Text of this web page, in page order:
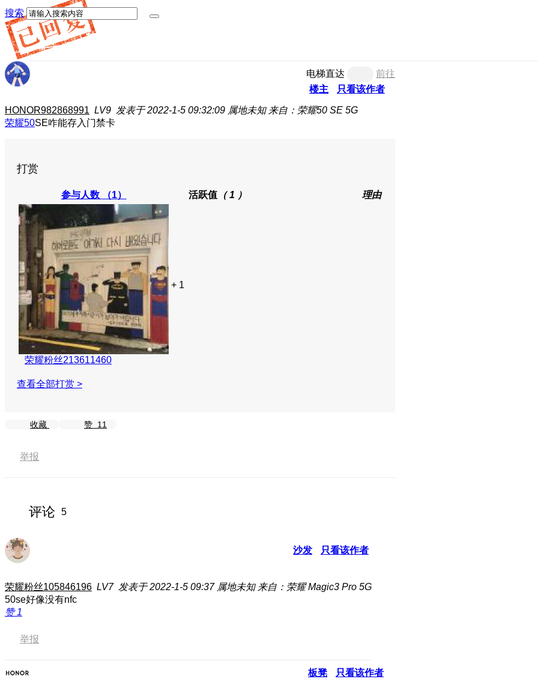
搜索
电梯直达
前往
楼主
只看该作者
HONOR982868991 LV9 发表于 2022-1-5 09:32:09 属地未知 来自：荣耀50 SE 5G
荣耀50SE咋能存入门禁卡
打赏
参与人数 （1） 活跃值 （ 1 ） 理由
荣耀粉丝213611460
+ 1
查看全部打赏 >
收藏 赞 11
举报
评论 5
沙发 只看该作者
荣耀粉丝105846196 LV7 发表于 2022-1-5 09:37 属地未知 来自：荣耀 Magic3 Pro 5G
50se好像没有nfc
赞1
举报
板凳 只看该作者